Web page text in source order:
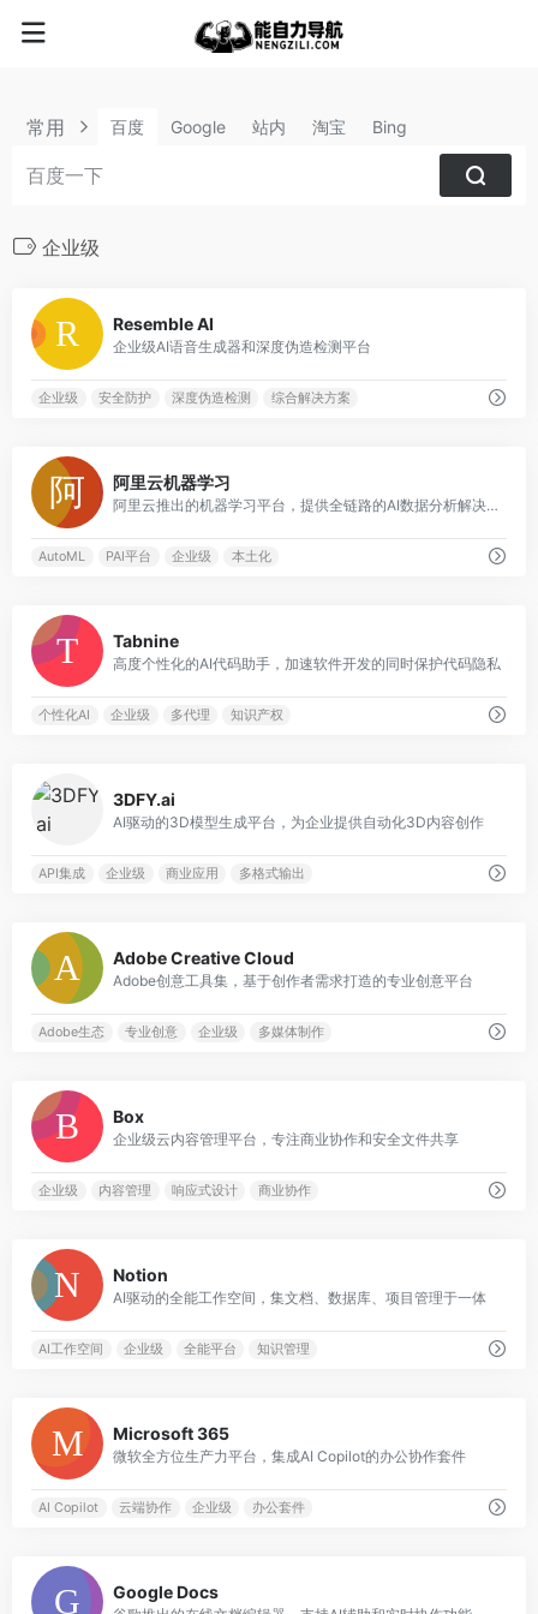
常用 百度 Google 站内 淘宝 Bing
企业级
Resemble AI
企业级AI语音生成器和深度伪造检测平台
企业级 安全防护 深度伪造检测 综合解决方案
阿里云机器学习
阿里云推出的机器学习平台，提供全链路的AI数据分析解决方案
AutoML PAI平台 企业级 本土化
Tabnine
高度个性化的AI代码助手，加速软件开发的同时保护代码隐私
个性化AI 企业级 多代理 知识产权
3DFY.ai
AI驱动的3D模型生成平台，为企业提供自动化3D内容创作
API集成 企业级 商业应用 多格式输出
Adobe Creative Cloud
Adobe创意工具集，基于创作者需求打造的专业创意平台
Adobe生态 专业创意 企业级 多媒体制作
Box
企业级云内容管理平台，专注商业协作和安全文件共享
企业级 内容管理 响应式设计 商业协作
Notion
AI驱动的全能工作空间，集文档、数据库、项目管理于一体
AI工作空间 企业级 全能平台 知识管理
Microsoft 365
微软全方位生产力平台，集成AI Copilot的办公协作套件
AI Copilot 云端协作 企业级 办公套件
Google Docs